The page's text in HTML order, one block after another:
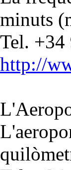
minuts
Tel. +34
http://